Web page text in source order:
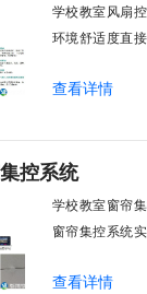
学校教室风扇
环境舒适度直
领域，打造教
分组联动、安
行，为学校提
查看详情
控系统
学校教室窗帘
窗帘集控系统
能化改造后，
查看详情